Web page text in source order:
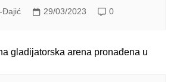
Đajić 29/03/2023 0